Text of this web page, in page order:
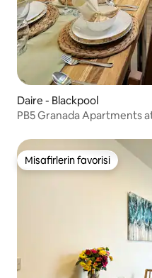
Daire - Blackpool
PB5 Granada Apartments
Misafirlerin favorisi
Misafirlerin favorisi